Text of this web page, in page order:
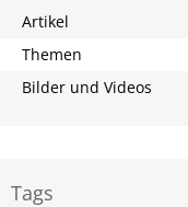
Artikel
Themen
Bilder und Videos
Tags